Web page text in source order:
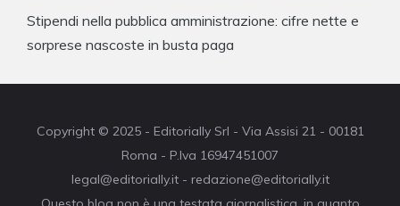
Stipendi nella pubblica amministrazione: cifre nette e
sorprese nascoste in busta paga
Copyright © 2025 - Editorially Srl - Via Assisi 21 - 00181
Roma - P.Iva 16947451007
legal@editorially.it - redazione@editorially.it